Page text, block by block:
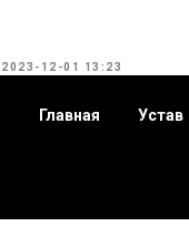
2023-12-01 13:23
Главная Устав